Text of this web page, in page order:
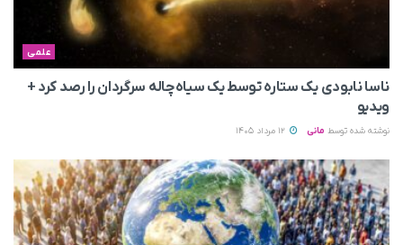
علمی
ناسا نابودی یک ستاره توسط یک سیاه‌چاله سرگردان را رصد کرد +
ویدیو
نوشته شده توسط مانی